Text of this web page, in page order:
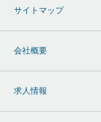
サイトマップ
会社概要
求人情報